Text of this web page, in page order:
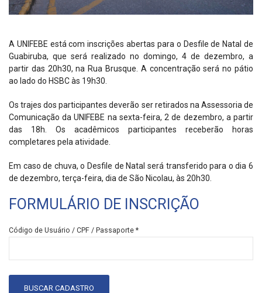
A UNIFEBE está com inscrições abertas para o Desfile de Natal de
Guabiruba, que será realizado no domingo, 4 de dezembro, a
partir das 20h30, na Rua Brusque. A concentração será no pátio
ao lado do HSBC às 19h30.
Os trajes dos participantes deverão ser retirados na Assessoria de
Comunicação da UNIFEBE na sexta-feira, 2 de dezembro, a partir
das 18h. Os acadêmicos participantes receberão horas
completares pela atividade.
Em caso de chuva, o Desfile de Natal será transferido para o dia 6
de dezembro, terça-feira, dia de São Nicolau, às 20h30.
FORMULÁRIO DE INSCRIÇÃO
Código de Usuário / CPF / Passaporte *
BUSCAR CADASTRO